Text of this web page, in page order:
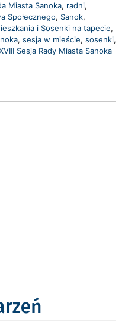
Miasta Sanoka, radni,
Społecznego, Sanok,
i Sosenki na tapecie,
, sesja w mieście, sosenki,
Sesja Rady Miasta Sanoka